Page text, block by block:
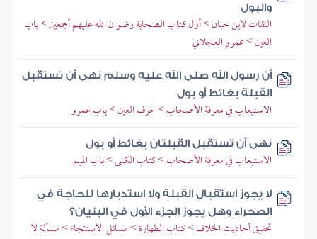
والبول
الثقات لابن حبان > أول كتاب الصحابة رضوان الله عليهم أجمعين > باب
العين > عمرو العجلاني
أن رسول الله صلى الله عليه وسلم نهى أن تستقبل
القبلة بغائط أو بول
الاستيعاب في معرفة الأصحاب > حرف العين > باب عمرو
نهى أن تستقبل القبلتان بغائط أو بول
الاستيعاب في معرفة الأصحاب > كتاب الكنى > باب الميم
لا يجوز استقبال القبلة ولا استدبارها للحاجة في
الصحراء وهل يجوز الجزء الأول في البنيان؟
تحقيق أحاديث الخلاف > كتاب الطهارة > مسائل الاستنجاء > مسألة لا